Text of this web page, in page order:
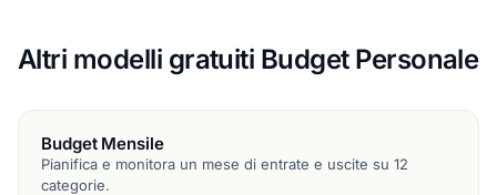
Altri modelli gratuiti Budget Personale
Budget Mensile
Pianifica e monitora un mese di entrate e uscite su 12
categorie.